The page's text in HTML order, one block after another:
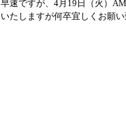
速ですが、4月19日（火）
たしますが何卒宜しくお願